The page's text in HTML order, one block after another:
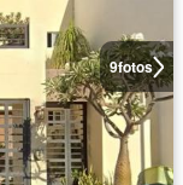
9fotos